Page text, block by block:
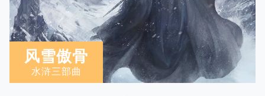
风雪傲骨
水浒三部曲